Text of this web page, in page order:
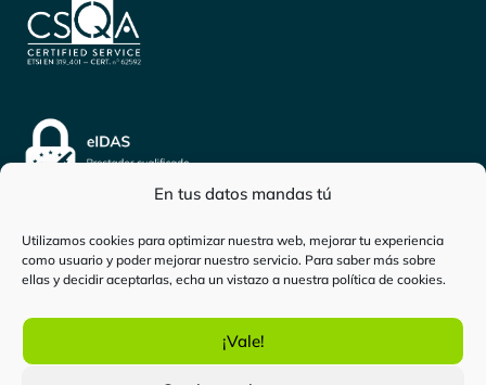
En tus datos mandas tú
Utilizamos cookies para optimizar nuestra web, mejorar tu experiencia
como usuario y poder mejorar nuestro servicio. Para saber más sobre
ellas y decidir aceptarlas, echa un vistazo a nuestra política de cookies.
¡Vale!
Inicio-Persona física-Cómo calcular cuánto paro me